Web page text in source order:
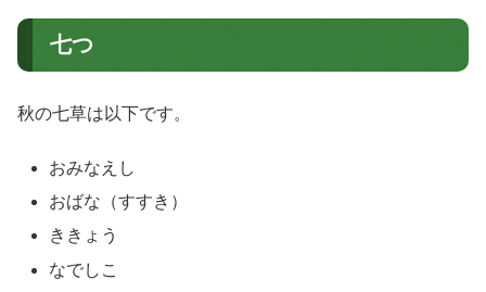
七つ
秋の七草は以下です。
おみなえし
おばな（すすき）
ききょう
なでしこ